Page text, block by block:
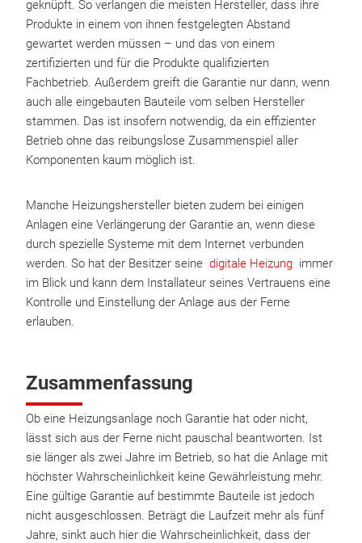
geknüpft. So verlangen die meisten Hersteller, dass ihre
Produkte in einem von ihnen festgelegten Abstand
gewartet werden müssen – und das von einem
zertifizierten und für die Produkte qualifizierten
Fachbetrieb. Außerdem greift die Garantie nur dann, wenn
auch alle eingebauten Bauteile vom selben Hersteller
stammen. Das ist insofern notwendig, da ein effizienter
Betrieb ohne das reibungslose Zusammenspiel aller
Komponenten kaum möglich ist.
Manche Heizungshersteller bieten zudem bei einigen
Anlagen eine Verlängerung der Garantie an, wenn diese
durch spezielle Systeme mit dem Internet verbunden
werden. So hat der Besitzer seine digitale Heizung immer
im Blick und kann dem Installateur seines Vertrauens eine
Kontrolle und Einstellung der Anlage aus der Ferne
erlauben.
Zusammenfassung
Ob eine Heizungsanlage noch Garantie hat oder nicht,
lässt sich aus der Ferne nicht pauschal beantworten. Ist
sie länger als zwei Jahre im Betrieb, so hat die Anlage mit
höchster Wahrscheinlichkeit keine Gewährleistung mehr.
Eine gültige Garantie auf bestimmte Bauteile ist jedoch
nicht ausgeschlossen. Beträgt die Laufzeit mehr als fünf
Jahre, sinkt auch hier die Wahrscheinlichkeit, dass der